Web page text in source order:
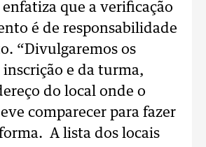
que a verificação
é de responsabilidade
“Divulgaremos os
e da turma,
do local onde o
comparecer para fazer
A lista dos locais